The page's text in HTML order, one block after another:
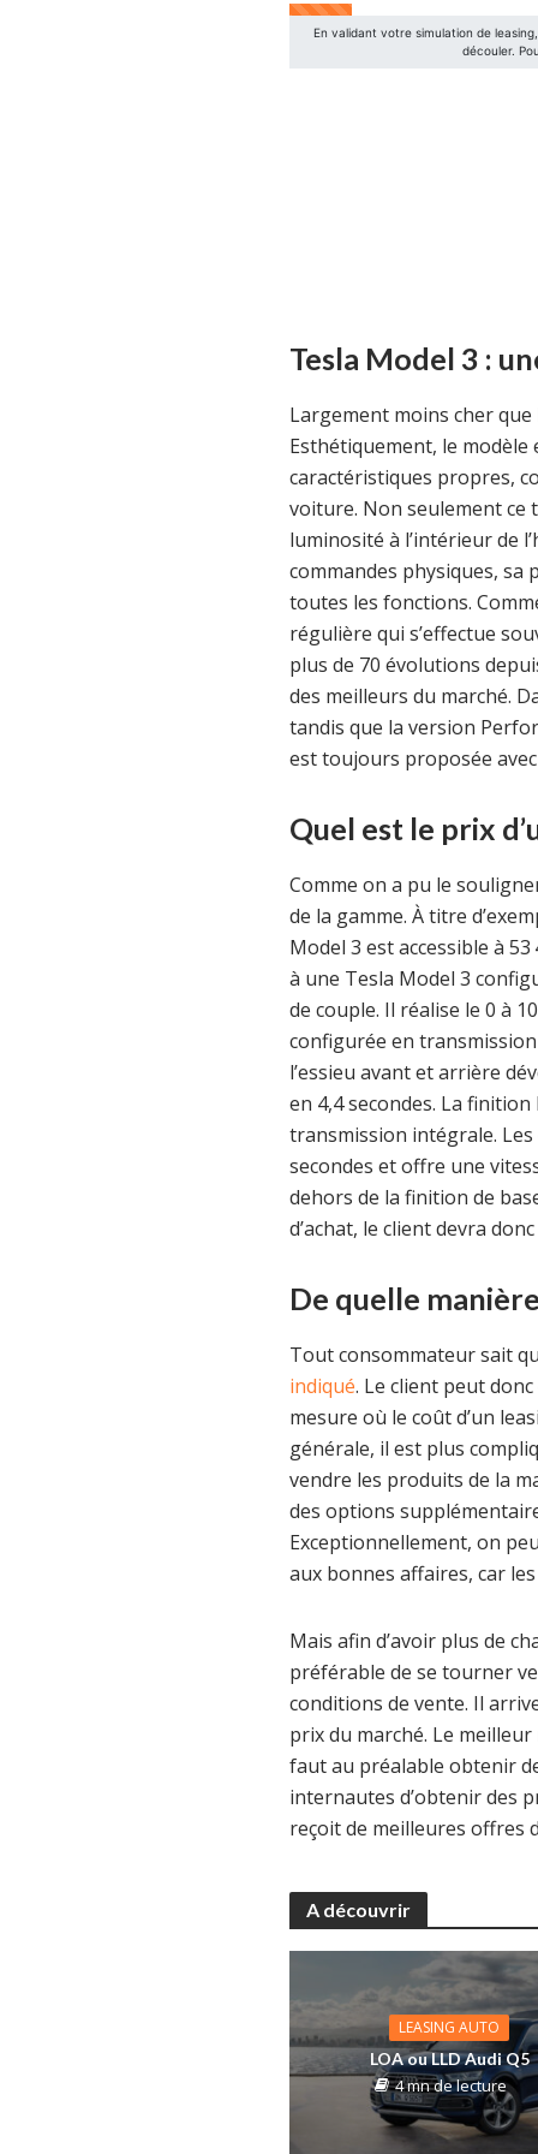
Tesla Model 3 :
Largement moins cher que
Esthétiquement, le modèle
caractéristiques propres,
voiture. Non seulement ce
luminosité à l’intérieur de
commandes physiques, sa
toutes les fonctions.
régulière qui s’effectue
plus de 70 évolutions
des meilleurs du marché.
tandis que la version
est toujours proposée
Quel est le prix
Comme on a pu le
de la gamme. À titre
Model 3 est accessible à
à une Tesla Model 3
de couple. Il réalise le 0 à
configurée en transmission
l’essieu avant et arrière
en 4,4 secondes. La
transmission intégrale. Les
secondes et offre une
dehors de la finition de
d’achat, le client devra
De quelle
Tout consommateur sait
indiqué. Le client peut
mesure où le coût d’un
générale, il est plus
vendre les produits de la
des options
Exceptionnellement, on
aux bonnes affaires, car
Mais afin d’avoir plus de
préférable de se tourner
conditions de vente. Il
prix du marché. Le
faut au préalable obtenir
internautes d’obtenir des
reçoit de meilleures offres
A découvrir
LEASING AUTO
LOA ou LLD Audi Q5
4 mn de lecture